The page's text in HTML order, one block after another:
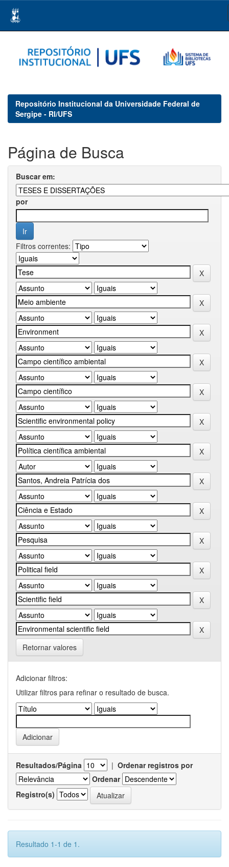
navigation
Repositório Institucional da Universidade Federal de
Sergipe - RI/UFS
Página de Busca
Buscar em:
por
Filtros correntes:
Retornar valores
Adicionar filtros:
Utilizar filtros para refinar o resultado de busca.
Resultados/Página | Ordenar registros por
Ordenar
Registro(s)
Resultado 1-1 de 1.